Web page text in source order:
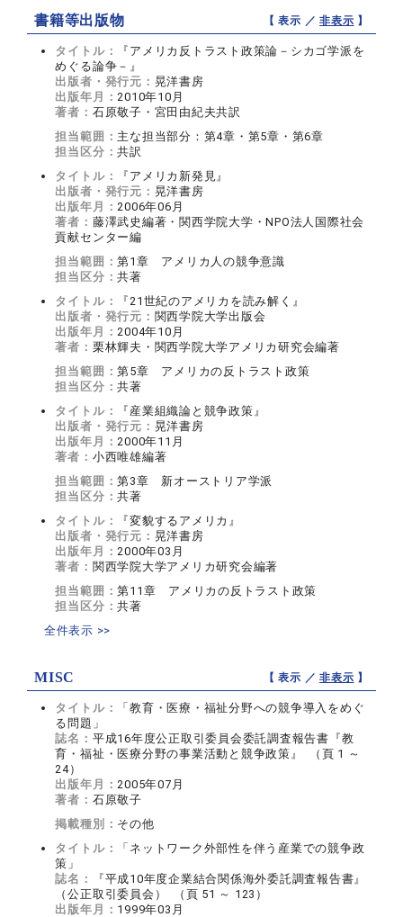
書籍等出版物 【 表示 ／非表示 】
タイトル：
『アメリカ反トラスト政策論－シカゴ学派を
めぐる論争－』
出版者・発行元： 晃洋書房
出版年月：2010年10月
著者： 石原敬子・宮田由紀夫共訳
担当範囲： 主な担当部分：第4章・第5章・第6章
担当区分：共訳
タイトル：
『アメリカ新発見』
出版者・発行元： 晃洋書房
出版年月：2006年06月
著者： 藤澤武史編著・関西学院大学・NPO法人国際社会
貢献センター編
担当範囲：第1章 アメリカ人の競争意識
担当区分：共著
タイトル：
『21世紀のアメリカを読み解く』
出版者・発行元： 関西学院大学出版会
出版年月：2004年10月
著者： 栗林輝夫・関西学院大学アメリカ研究会編著
担当範囲：第5章 アメリカの反トラスト政策
担当区分：共著
タイトル：
『産業組織論と競争政策』
出版者・発行元： 晃洋書房
出版年月：2000年11月
著者： 小西唯雄編著
担当範囲：第3章 新オーストリア学派
担当区分：共著
タイトル：
『変貌するアメリカ』
出版者・発行元： 晃洋書房
出版年月：2000年03月
著者： 関西学院大学アメリカ研究会編著
担当範囲：第11章 アメリカの反トラスト政策
担当区分：共著
全件表示 >>
MISC 【 表示 ／非表示 】
タイトル：
「教育・医療・福祉分野への競争導入をめぐ
る問題」
誌名： 平成16年度公正取引委員会委託調査報告書『教
育・福祉・医療分野の事業活動と競争政策』 （頁 1 ～
24）
出版年月：2005年07月
著者： 石原敬子
掲載種別： その他
タイトル：
「ネットワーク外部性を伴う産業での競争政
策」
誌名：
『平成10年度企業結合関係海外委託調査報告書』
（公正取引委員会） （頁 51 ～ 123）
出版年月： 1999年03月